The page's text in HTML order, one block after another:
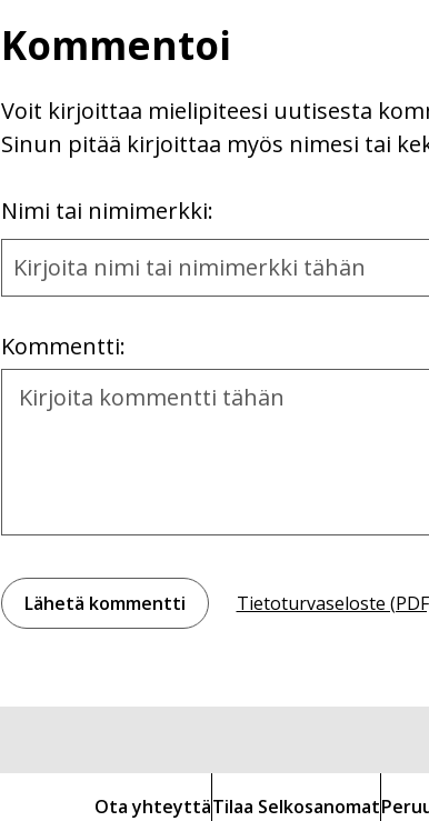
Kommentoi
Voit kirjoittaa mielipiteesi uutisesta
Sinun pitää kirjoittaa myös nimesi tai
Nimi tai nimimerkki:First
Name
and
Kommentti:
Kommentti
Tietoturvaseloste
Ota yhteyttäTilaa Selkosanomat